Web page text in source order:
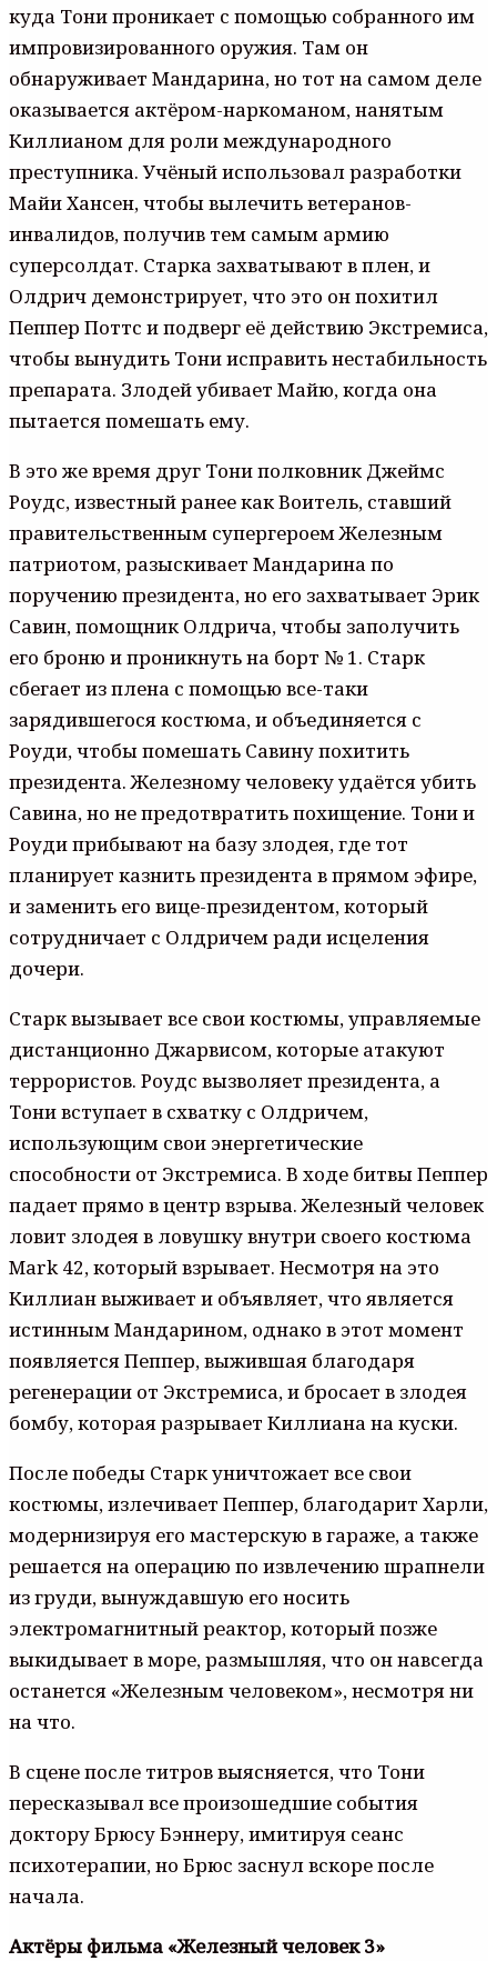
куда Тони проникает с помощью собранного им
импровизированного оружия. Там он
обнаруживает Мандарина, но тот на самом деле
оказывается актёром-наркоманом, нанятым
Киллианом для роли международного
преступника. Учёный использовал разработки
Майи Хансен, чтобы вылечить ветеранов-
инвалидов, получив тем самым армию
суперсолдат. Старка захватывают в плен, и
Олдрич демонстрирует, что это он похитил
Пеппер Поттс и подверг её действию Экстремиса,
чтобы вынудить Тони исправить нестабильность
препарата. Злодей убивает Майю, когда она
пытается помешать ему.
В это же время друг Тони полковник Джеймс
Роудс, известный ранее как Воитель, ставший
правительственным супергероем Железным
патриотом, разыскивает Мандарина по
поручению президента, но его захватывает Эрик
Савин, помощник Олдрича, чтобы заполучить
его броню и проникнуть на борт № 1. Старк
сбегает из плена с помощью все-таки
зарядившегося костюма, и объединяется с
Роуди, чтобы помешать Савину похитить
президента. Железному человеку удаётся убить
Савина, но не предотвратить похищение. Тони и
Роуди прибывают на базу злодея, где тот
планирует казнить президента в прямом эфире,
и заменить его вице-президентом, который
сотрудничает с Олдричем ради исцеления
дочери.
Старк вызывает все свои костюмы, управляемые
дистанционно Джарвисом, которые атакуют
террористов. Роудс вызволяет президента, а
Тони вступает в схватку с Олдричем,
использующим свои энергетические
способности от Экстремиса. В ходе битвы Пеппер
падает прямо в центр взрыва. Железный человек
ловит злодея в ловушку внутри своего костюма
Mark 42, который взрывает. Несмотря на это
Киллиан выживает и объявляет, что является
истинным Мандарином, однако в этот момент
появляется Пеппер, выжившая благодаря
регенерации от Экстремиса, и бросает в злодея
бомбу, которая разрывает Киллиана на куски.
После победы Старк уничтожает все свои
костюмы, излечивает Пеппер, благодарит Харли,
модернизируя его мастерскую в гараже, а также
решается на операцию по извлечению шрапнели
из груди, вынуждавшую его носить
электромагнитный реактор, который позже
выкидывает в море, размышляя, что он навсегда
останется «Железным человеком», несмотря ни
на что.
В сцене после титров выясняется, что Тони
пересказывал все произошедшие события
доктору Брюсу Бэннеру, имитируя сеанс
психотерапии, но Брюс заснул вскоре после
начала.
Актёры фильма «Железный человек 3»